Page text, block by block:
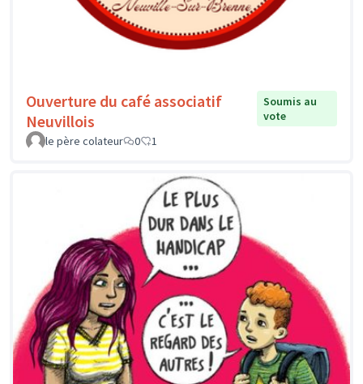
Ouverture du café associatif
Neuvillois
Soumis au
vote
le père colateur
0 1